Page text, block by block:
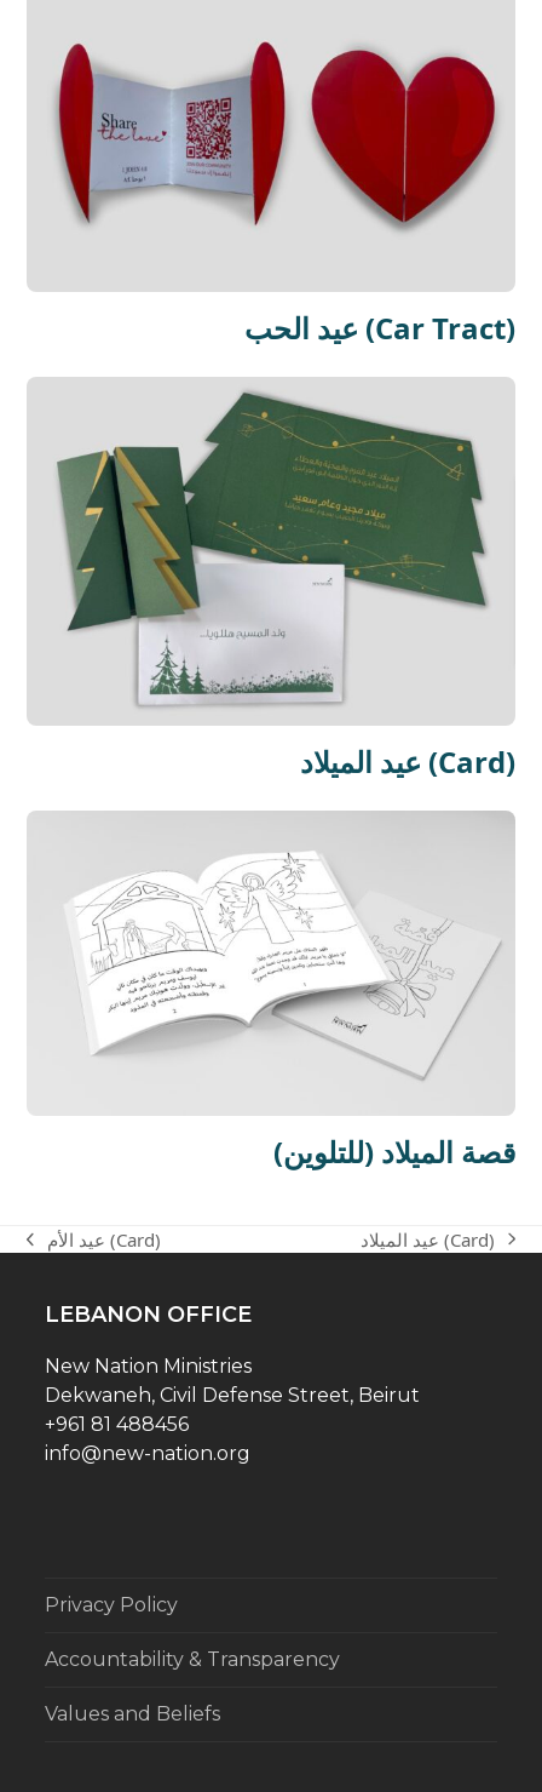
عيد الحب (Car Tract)
عيد الميلاد (Card)
قصة الميلاد (للتلوين)
previous عيد الأم (Card)
next
عيد الميلاد (Card)
LEBANON OFFICE
New Nation Ministries
Dekwaneh, Civil Defense Street, Beirut
+961 81 488456
info@new-nation.org
Privacy Policy
Accountability & Transparency
Values and Beliefs